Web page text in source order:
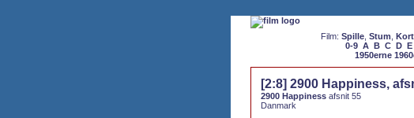
Film: Spille, Stum Kort,
0-9 A B C D E
1950erne
[2:8] 2900 Happiness,
2900 Happiness afsnit 55
Danmark